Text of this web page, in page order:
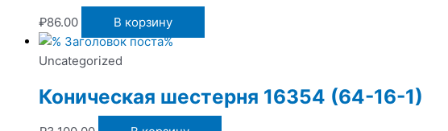
₽86.00 В корзину
Uncategorized
Коническая шестерня 16354 (64-16-1)